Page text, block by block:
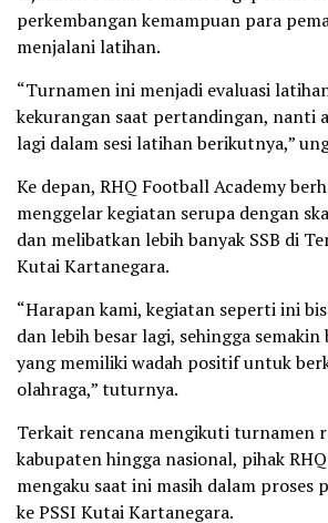
perkembangan kemampuan para
menjalani latihan.
“Turnamen ini menjadi evaluasi
kekurangan saat pertandingan, nanti
lagi dalam sesi latihan berikutnya,”
Ke depan, RHQ Football Academy
menggelar kegiatan serupa dengan
dan melibatkan lebih banyak SSB di
Kutai Kartanegara.
“Harapan kami, kegiatan seperti ini
dan lebih besar lagi, sehingga
yang memiliki wadah positif untuk
olahraga,” tuturnya.
Terkait rencana mengikuti turnamen
kabupaten hingga nasional, pihak
mengaku saat ini masih dalam proses
ke PSSI Kutai Kartanegara.